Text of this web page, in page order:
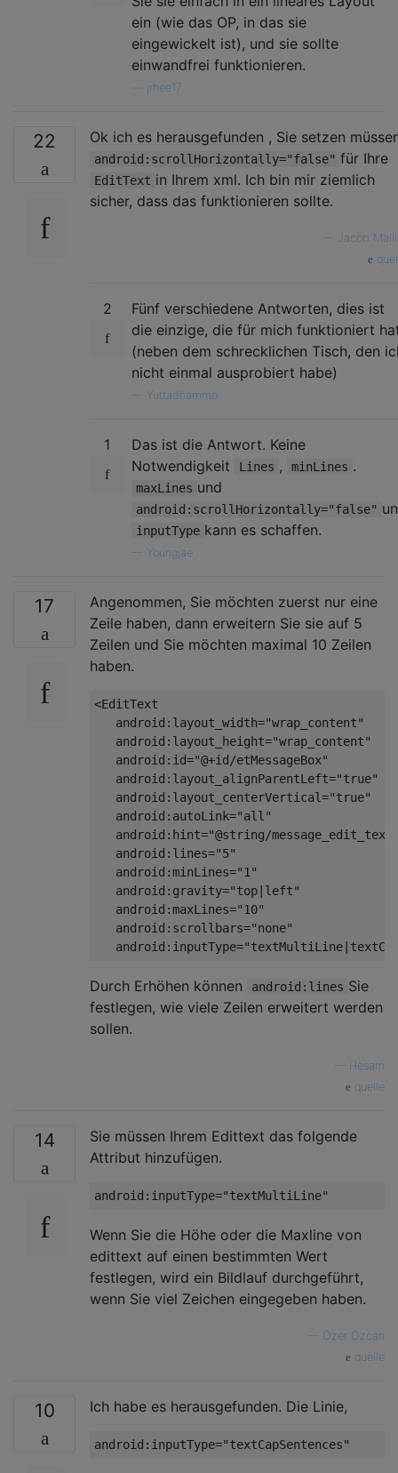
ein (wie das OP, in das sie
eingewickelt ist), und sie sollte
einwandfrei funktionieren.
jrhee17
22 Ok ich es herausgefunden , Sie setzen
android:scrollHorizontally="false" für Ihre
EditText in Ihrem xml. Ich bin mir ziemlich
sicher, dass das funktionieren sollte.
Jacob
2
Fünf verschiedene Antworten, dies ist
die einzige, die für mich funktioniert
(neben dem schrecklichen Tisch, den
nicht einmal ausprobiert habe)
Yuttadhammo
1
Das ist die Antwort. Keine
Notwendigkeit
Lines , minLines .
maxLines und
android:scrollHorizontally="false"
inputType kann es schaffen.
Youngjae
17
Angenommen, Sie möchten zuerst nur eine
Zeile haben, dann erweitern Sie sie auf 5
Zeilen und Sie möchten maximal 10 Zeilen
haben.
<EditText
android:layout_width="wrap_content"
android:layout_height="wrap_content"
android:id="@+id/etMessageBox"
android:layout_alignParentLeft="true"
android:layout_centerVertical="true"
android:autoLink="all"
android:hint="@string/
android:lines="5"
android:minLines="1"
android:gravity="top|left"
android:maxLines="10"
android:scrollbars="none"
android:inputType=
Durch Erhöhen können android:lines Sie
festlegen, wie viele Zeilen erweitert werden
sollen.
Hesam
quelle
14
Sie müssen Ihrem Edittext das folgende
Attribut hinzufügen.
Wenn Sie die Höhe oder die Maxline von
edittext auf einen bestimmten Wert
festlegen, wird ein Bildlauf durchgeführt,
wenn Sie viel Zeichen eingegeben haben.
Özer Özcan
quelle
10 Ich habe es herausgefunden. Die Linie,